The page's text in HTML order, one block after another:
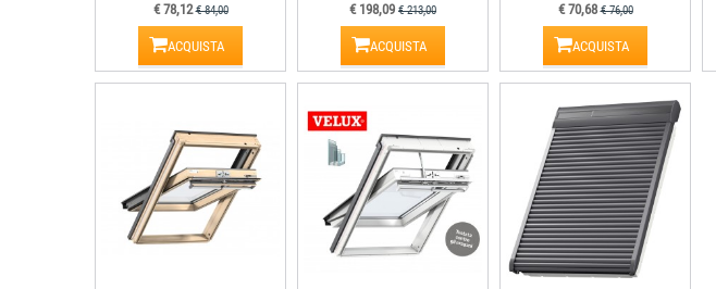
€ 78,12€ 84,00
ACQUISTA
€ 198,09 € 213,00
ACQUISTA
€ 70,68€ 76,00
ACQUISTA